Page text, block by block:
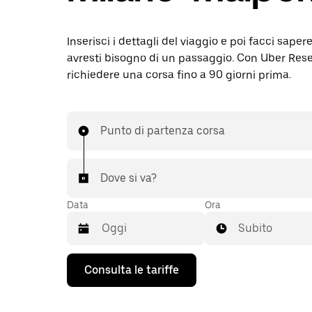
Inserisci i dettagli del viaggio e poi facci
avresti bisogno di un passaggio. Con Uber
richiedere una corsa fino a 90 giorni prima.
Punto di partenza corsa
Dove si va?
Data
Utilizza
tasto
Ora
Subito
Consulta le tariffe